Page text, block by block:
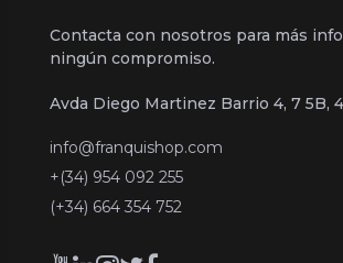
Contacta con nosotros para más
ningún compromiso.
Avda Diego Martinez Barrio 4, 7 5B,
info@franquishop.com
+(34) 954 092 255
(+34) 664 354 752